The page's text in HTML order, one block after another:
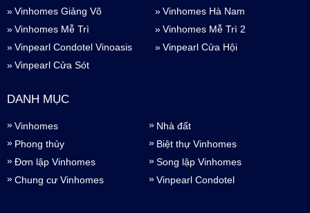
Vinhomes Giảng Võ
Vinhomes Hà Nam
Vinhomes Mễ Trì
Vinhomes Mễ Trì 2
Vinpearl Condotel Vinoasis
Vinpearl Cửa Hội
Vinpearl Cửa Sót
DANH MỤC
Vinhomes
Nhà đất
Phong thủy
Biệt thự Vinhomes
Đơn lập Vinhomes
Song lập Vinhomes
Chung cư Vinhomes
Vinpearl Condotel